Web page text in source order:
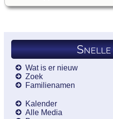
Wat is er nieuw
Zoek
Familienamen
Kalender
Alle Media